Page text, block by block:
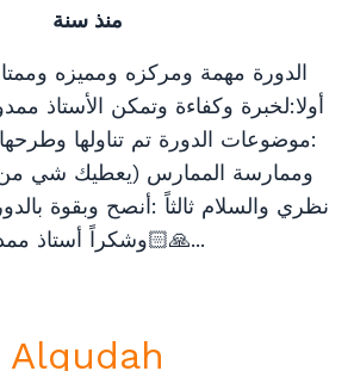
منذ سنة
الدورة مهمة ومركزه ومميزه
أولا:لخبرة وكفاءة وتمكن الأستاذ
:موضوعات الدورة تم تناولها وطرحها
وممارسة الممارس (يعطيك شي
نظري والسلام ثالثاً :أنصح وبقوة
وشكراً أستاذ ممدوح🙏🏻...
Alqudah